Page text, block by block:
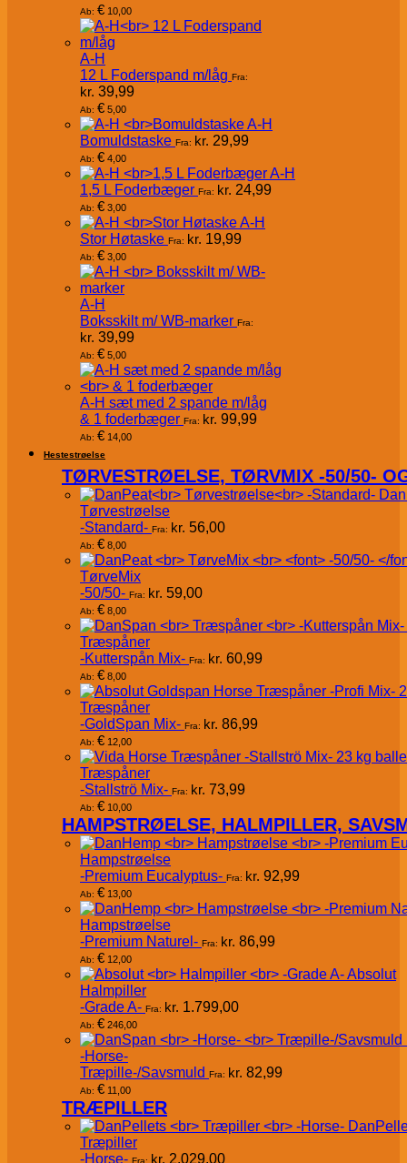
Ab: € 10,00
A-H
12 L Foderspand m/låg Fra:
kr. 39,99
Ab: € 5,00
A-H
Bomuldstaske Fra: kr. 29,99
Ab: € 4,00
A-H
1,5 L Foderbæger Fra: kr. 24,99
Ab: € 3,00
A-H
Stor Høtaske Fra: kr. 19,99
Ab: € 3,00
A-H
Boksskilt m/ WB-marker Fra:
kr. 39,99
Ab: € 5,00
A-H sæt med 2 spande m/låg
& 1 foderbæger Fra: kr. 99,99
Ab: € 14,00
Hestestrøelse
TØRVESTRØELSE, TØRVMIX -50/50-
Tørvestrøelse
-Standard- Fra: kr. 56,00
Ab: € 8,00
TørveMix
-50/50- Fra: kr. 59,00
Ab: € 8,00
Træspåner
-Kutterspån Mix- Fra: kr. 60,99
Ab: € 8,00
Træspåner
-GoldSpan Mix- Fra: kr. 86,99
Ab: € 12,00
Træspåner
-Stallströ Mix- Fra: kr. 73,99
Ab: € 10,00
HAMPSTRØELSE, HALMPILLER,
Hampstrøelse
-Premium Eucalyptus- Fra: kr. 92,99
Ab: € 13,00
Hampstrøelse
-Premium Naturel- Fra: kr. 86,99
Ab: € 12,00
Absolut
Halmpiller
-Grade A- Fra: kr. 1.799,00
Ab: € 246,00
-Horse-
Træpille-/Savsmuld Fra: kr. 82,99
Ab: € 11,00
TRÆPILLER
Træpiller
-Horse-
kr. 2.029,00